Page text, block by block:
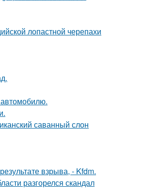
лопастной черепахи
саванный слон
взрыва, - Kfdm.
разгорелся скандал